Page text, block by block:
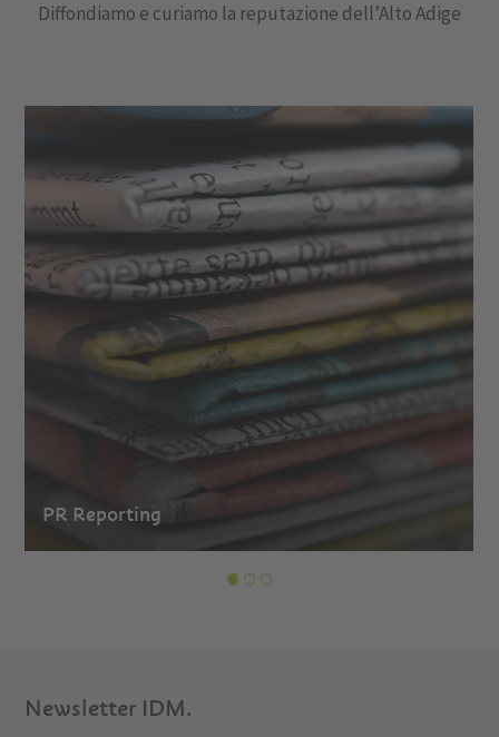
Diffondiamo e curiamo la reputazione dell’Alto Adige
PR Reporting
Newsletter IDM.